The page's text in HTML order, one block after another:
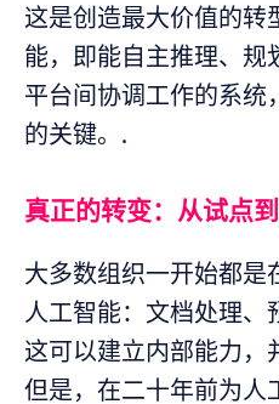
这是创造最大价值的转
能，即能自主推理、规
平台间协调工作的系统
的关键。.
真正的转变：从试点
大多数组织一开始都是
人工智能：文档处理、
这可以建立内部能力，
但是，在二十年前为人